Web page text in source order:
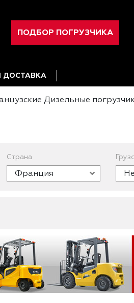
ПОДБОР ПОГРУЗЧИКА
ДОСТАВКА
Дизельные
Страна
Франция